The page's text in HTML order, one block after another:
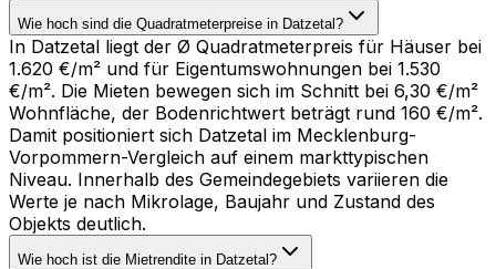
Wie hoch sind die Quadratmeterpreise in Datzetal?
In Datzetal liegt der Ø Quadratmeterpreis für Häuser bei
1.620 €/m² und für Eigentumswohnungen bei 1.530
€/m². Die Mieten bewegen sich im Schnitt bei 6,30 €/m²
Wohnfläche, der Bodenrichtwert beträgt rund 160 €/m².
Damit positioniert sich Datzetal im Mecklenburg-
Vorpommern-Vergleich auf einem markttypischen
Niveau. Innerhalb des Gemeindegebiets variieren die
Werte je nach Mikrolage, Baujahr und Zustand des
Objekts deutlich.
Wie hoch ist die Mietrendite in Datzetal?